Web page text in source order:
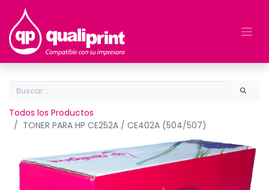
Todos los Productos
TONER PARA HP CE252A / CE402A (504/507)